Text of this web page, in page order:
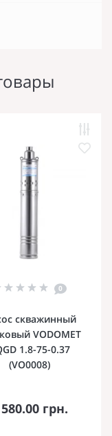
0
скважинный
VODOMET
1.8-75-0.37
(VO0008)
грн.